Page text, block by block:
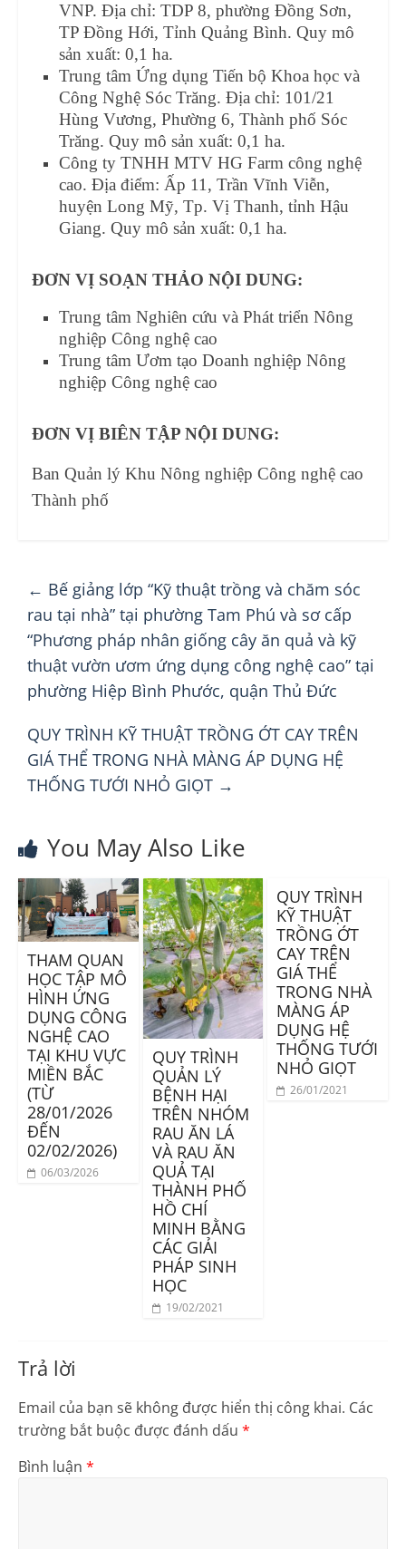
VNP. Địa chỉ: TDP 8, phường Đồng Sơn,
TP Đồng Hới, Tỉnh Quảng Bình. Quy mô
sản xuất: 0,1 ha.
Trung tâm Ứng dụng Tiến bộ Khoa học và
Công Nghệ Sóc Trăng. Địa chỉ: 101/21
Hùng Vương, Phường 6, Thành phố Sóc
Trăng. Quy mô sản xuất: 0,1 ha.
Công ty TNHH MTV HG Farm công nghệ
cao. Địa điểm: Ấp 11, Trần Vĩnh Viễn,
huyện Long Mỹ, Tp. Vị Thanh, tỉnh Hậu
Giang. Quy mô sản xuất: 0,1 ha.
ĐƠN VỊ SOẠN THẢO NỘI DUNG:
Trung tâm Nghiên cứu và Phát triển Nông
nghiệp Công nghệ cao
Trung tâm Ươm tạo Doanh nghiệp Nông
nghiệp Công nghệ cao
ĐƠN VỊ BIÊN TẬP NỘI DUNG:
Ban Quản lý Khu Nông nghiệp Công nghệ cao
Thành phố
← Bế giảng lớp “Kỹ thuật trồng và chăm sóc
rau tại nhà” tại phường Tam Phú và sơ cấp
“Phương pháp nhân giống cây ăn quả và kỹ
thuật vườn ươm ứng dụng công nghệ cao” tại
phường Hiệp Bình Phước, quận Thủ Đức
QUY TRÌNH KỸ THUẬT TRỒNG ỚT CAY TRÊN
GIÁ THỂ TRONG NHÀ MÀNG ÁP DỤNG HỆ
THỐNG TƯỚI NHỎ GIỌT →
You May Also Like
THAM QUAN
HỌC TẬP MÔ
HÌNH ỨNG
DỤNG CÔNG
NGHỆ CAO
TẠI KHU VỰC
MIỀN BẮC
(TỪ
28/01/2026
ĐẾN
02/02/2026)
06/03/2026
QUY TRÌNH
QUẢN LÝ
BỆNH HẠI
TRÊN NHÓM
RAU ĂN LÁ
VÀ RAU ĂN
QUẢ TẠI
THÀNH PHỐ
HỒ CHÍ
MINH BẰNG
CÁC GIẢI
PHÁP SINH
HỌC
19/02/2021
QUY TRÌNH
KỸ THUẬT
TRỒNG ỚT
CAY TRÊN
GIÁ THỂ
TRONG NHÀ
MÀNG ÁP
DỤNG HỆ
THỐNG TƯỚI
NHỎ GIỌT
26/01/2021
Trả lời
Email của bạn sẽ không được hiển thị công khai. Các
trường bắt buộc được đánh dấu *
Bình luận *